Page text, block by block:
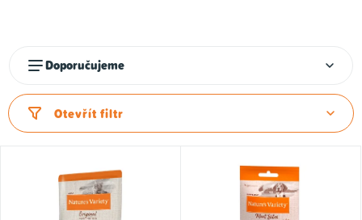
Otevřít filtr
z
e
Doporučujeme